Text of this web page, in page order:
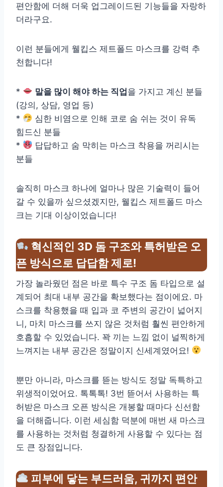
편안함에 더해 더욱 업그레이드된 기능들을 자랑하
더라구요.
이런 분들에게 웰킵스 제트폴드 마스크를 강력 추
천합니다!
* 말을 많이 해야 하는 직업을 가지고 계신 분들
(강의, 상담, 영업 등)
*
심한 비염으로 인해 코로 숨 쉬는 것이 유독
힘드신 분들
*
답답하고 숨 막히는 마스크 착용을 꺼리시는
분들
솔직히 마스크 하나에 얼마나 많은 기술력이 들어
갈 수 있을까 싶으셨겠지만, 웰킵스 제트폴드 마스
크는 기대 이상이었습니다!
혁신적인 3D 돔 구조와 특허받은 오
픈 방식으로 답답함 제로!
가장 놀라웠던 점은 바로 특수 구조 돔 타입으로 설
계되어 최대 내부 공간을 확보했다는 점이에요. 마
스크를 착용했을 때 입과 코 주변의 공간이 넓어지
니, 마치 마스크를 쓰지 않은 것처럼 훨씬 편안하게
호흡할 수 있었습니다. 꽉 끼는 느낌 없이 널찍하게
느껴지는 내부 공간은 정말이지 신세계였어요!
뿐만 아니라, 마스크를 뜯는 방식도 정말 독특하고
위생적이었어요. 톡톡톡! 3번 뜯어서 사용하는 특
허받은 마스크 오픈 방식은 개봉할 때마다 신선함
을 더해줍니다. 이런 세심함 덕분에 매번 새 마스크
를 사용하는 것처럼 청결하게 사용할 수 있다는 점
도 큰 장점입니다.
피부에 닿는 부드러움, 귀까지 편안